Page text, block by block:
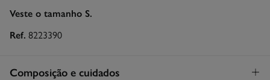
Veste o tamanho S.
Ref. 8223390
Composição e cuidados